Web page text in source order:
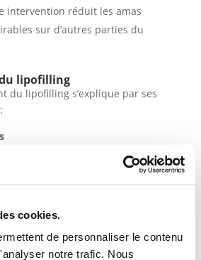
cookies.
de personnaliser le contenu
notre trafic. Nous
intervention réduit les amas
sur d’autres parties du
lipofilling
du lipofilling s’explique par ses
provient du patient lui-même,
conservent leur souplesse et